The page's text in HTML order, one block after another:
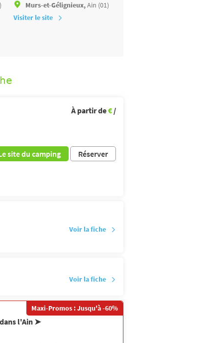
Murs-et-Gélignieux,Ain (01)
Visiter le site
À partir de€ /
site du camping Réserver
Voir la fiche
Voir la fiche
Maxi-Promos : Jusqu'à -60%
l'Ain ➤